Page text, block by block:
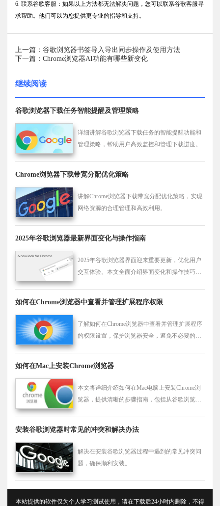
6. 联系谷歌客服：如果以上方法都无法解决问题，您可以联系谷歌客服寻
求帮助。他们可以为您提供更专业的指导和支持。
上一篇：谷歌浏览器书签导入导出同步操作及使用方法
下一篇：Chrome浏览器AI功能有哪些新变化
继续阅读
谷歌浏览器下载任务智能提醒及管理策略
详细讲解谷歌浏览器下载任务的智能提醒功能和
管理策略，帮助用户高效监控和管理下载进度。
Chrome浏览器下载带宽分配优化策略
讲解Chrome浏览器下载带宽分配优化策略，实现
网络资源的合理管理和高效利用。
2025年谷歌浏览器最新界面变化与操作指南
2025年谷歌浏览器界面迎来重要更新，优化用户
交互体验。本文全面介绍界面变化和操作技巧，
如何在Chrome浏览器中查看并管理扩展程序权限
了解如何在Chrome浏览器中查看并管理扩展程序
的权限设置，保护浏览器安全，避免不必要的权
如何在Mac上安装Chrome浏览器
本文将详细介绍如何在Mac电脑上安装Chrome浏
览器，提供清晰的步骤指南，包括从谷歌浏览器
安装谷歌浏览器时常见的冲突和解决办法
解决在安装谷歌浏览器过程中遇到的常见冲突问
题，确保顺利安装。
本站提供的软件仅为个人学习测试使用，请在下载后24小时内删除，不得